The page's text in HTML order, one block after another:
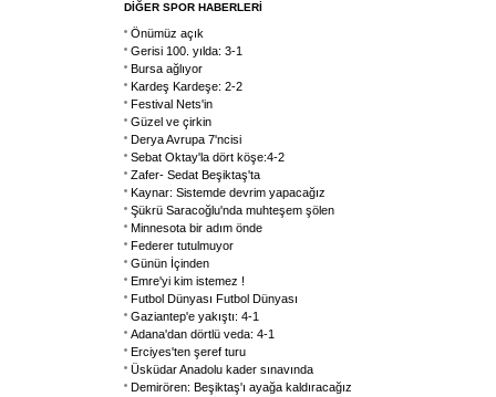
DİĞER SPOR HABERLERİ
Önümüz açık
Gerisi 100. yılda: 3-1
Bursa ağlıyor
Kardeş Kardeşe: 2-2
Festival Nets'in
Güzel ve çirkin
Derya Avrupa 7'ncisi
Sebat Oktay'la dört köşe:4-2
Zafer- Sedat Beşiktaş'ta
Kaynar: Sistemde devrim yapacağız
Şükrü Saracoğlu'nda muhteşem şölen
Minnesota bir adım önde
Federer tutulmuyor
Günün İçinden
Emre'yi kim istemez !
Futbol Dünyası Futbol Dünyası
Gaziantep'e yakıştı: 4-1
Adana'dan dörtlü veda: 4-1
Erciyes'ten şeref turu
Üsküdar Anadolu kader sınavında
Demirören: Beşiktaş'ı ayağa kaldıracağız